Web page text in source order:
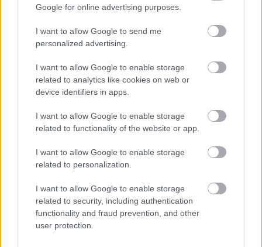
Google for online advertising purposes.
I want to allow Google to send me
personalized advertising.
I want to allow Google to enable storage
related to analytics like cookies on web or
device identifiers in apps.
I want to allow Google to enable storage
related to functionality of the website or app.
I want to allow Google to enable storage
related to personalization.
I want to allow Google to enable storage
related to security, including authentication
functionality and fraud prevention, and other
user protection.